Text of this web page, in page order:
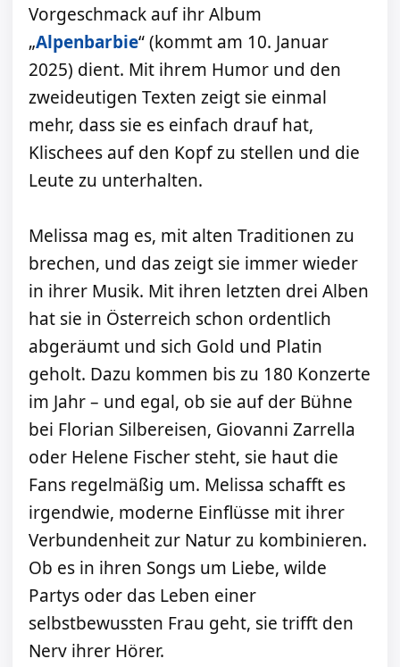
Vorgeschmack auf ihr Album
„Alpenbarbie“ (kommt am 10. Januar
2025) dient. Mit ihrem Humor und den
zweideutigen Texten zeigt sie einmal
mehr, dass sie es einfach drauf hat,
Klischees auf den Kopf zu stellen und die
Leute zu unterhalten.
Melissa mag es, mit alten Traditionen zu
brechen, und das zeigt sie immer wieder
in ihrer Musik. Mit ihren letzten drei Alben
hat sie in Österreich schon ordentlich
abgeräumt und sich Gold und Platin
geholt. Dazu kommen bis zu 180 Konzerte
im Jahr – und egal, ob sie auf der Bühne
bei Florian Silbereisen, Giovanni Zarrella
oder Helene Fischer steht, sie haut die
Fans regelmäßig um. Melissa schafft es
irgendwie, moderne Einflüsse mit ihrer
Verbundenheit zur Natur zu kombinieren.
Ob es in ihren Songs um Liebe, wilde
Partys oder das Leben einer
selbstbewussten Frau geht, sie trifft den
Nerv ihrer Hörer.